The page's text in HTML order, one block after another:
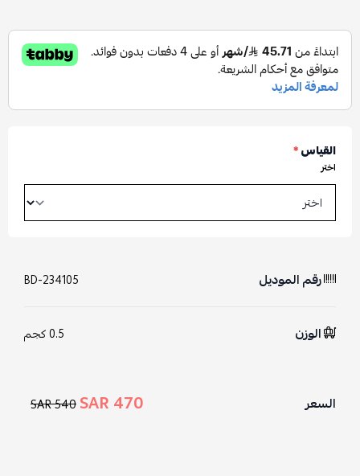
القياس*
اختر
رقم الموديل BD-234105
الوزن 0.5 كجم
السعر 470 SAR
540 SAR